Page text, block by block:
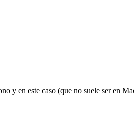
y en este caso (que no suele ser en